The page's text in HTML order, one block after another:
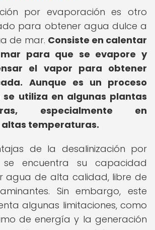
por evaporación es otro
para obtener agua dulce a
de mar. Consiste en calentar
para que se evapore y
el vapor para obtener
Aunque es un proceso
se utiliza en algunas plantas
especialmente en
altas temperaturas.
de la desalinización por
se encuentra su capacidad
agua de alta calidad, libre de
Sin embargo, este
algunas limitaciones, como
de energía y la generación